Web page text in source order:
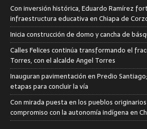
Con inversión histórica, Eduardo Ramírez
infraestructura educativa en Chiapa de
Inicia construcción de domo y cancha de
Calles Felices continúa transformando el
Torres, con el alcalde Angel Torres
Inauguran pavimentación en Predio
etapas para concluir la vía
Con mirada puesta en los pueblos
compromiso con la autonomía indígena en